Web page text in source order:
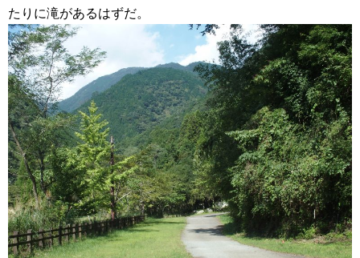
たりに滝があるはずだ。